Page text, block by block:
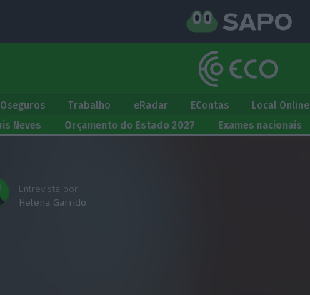
Trabalho eRadar EContas Local Online
Neves
Orçamento do Estado 2027 Exames nacionais
Entrevista por:
Helena Garrido